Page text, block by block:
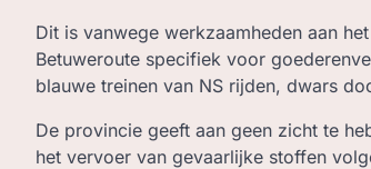
Dit is vanwege werkzaamheden aan
Betuweroute specifiek voor
blauwe treinen van NS rijden, dwars
De provincie geeft aan geen zicht te
het vervoer van gevaarlijke stoffen